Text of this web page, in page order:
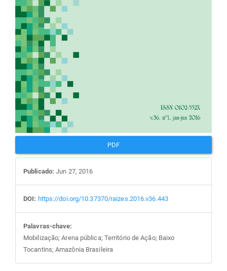
PDF
Publicado: Jun 27, 2016
DOI: https://doi.org/10.37370/raizes.2016.v36.443
Palavras-chave:
Mobilização; Arena pública; Território de Ação; Baixo
Tocantins; Amazônia Brasileira